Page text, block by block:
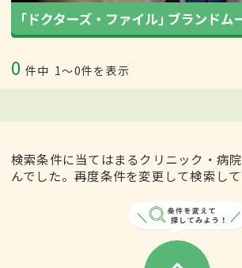
0 件中 1〜0件を表示
検索条件に当てはまるクリニック・病
んでした。再度条件を変更して検索して